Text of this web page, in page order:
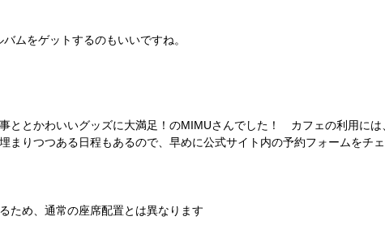
ムをゲットするのもいいですね。
ととかわいいグッズに大満足！のMIMUさんでした！ カフェの利用に
まりつつある日程もあるので、早めに公式サイト内の予約フォームをチ
ため、通常の座席配置とは異なります